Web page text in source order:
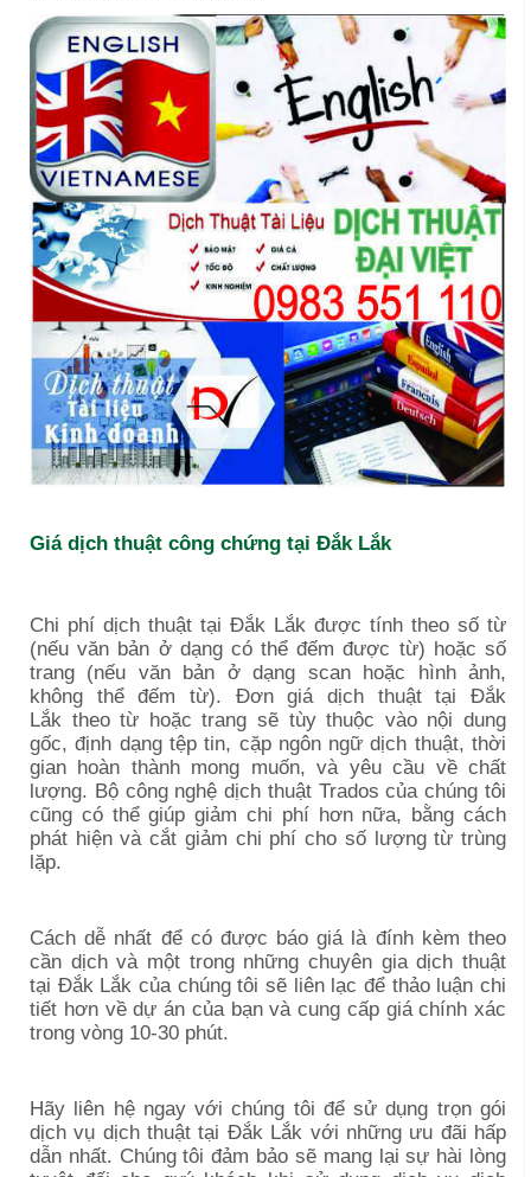
Giá dịch thuật công chứng tại Đắk Lắk
Chi phí dịch thuật tại Đắk Lắk được tính theo số từ
(nếu văn bản ở dạng có thể đếm được từ) hoặc số
trang (nếu văn bản ở dạng scan hoặc hình ảnh,
không thể đếm từ). Đơn giá dịch thuật tại Đắk
Lắk theo từ hoặc trang sẽ tùy thuộc vào nội dung
gốc, định dạng tệp tin, cặp ngôn ngữ dịch thuật, thời
gian hoàn thành mong muốn, và yêu cầu về chất
lượng. Bộ công nghệ dịch thuật Trados của chúng tôi
cũng có thể giúp giảm chi phí hơn nữa, bằng cách
phát hiện và cắt giảm chi phí cho số lượng từ trùng
lặp.
Cách dễ nhất để có được báo giá là đính kèm theo
cần dịch và một trong những chuyên gia dịch thuật
tại Đắk Lắk của chúng tôi sẽ liên lạc để thảo luận chi
tiết hơn về dự án của bạn và cung cấp giá chính xác
trong vòng 10-30 phút.
Hãy liên hệ ngay với chúng tôi để sử dụng trọn gói
dịch vụ dịch thuật tại Đắk Lắk với những ưu đãi hấp
dẫn nhất. Chúng tôi đảm bảo sẽ mang lại sự hài lòng